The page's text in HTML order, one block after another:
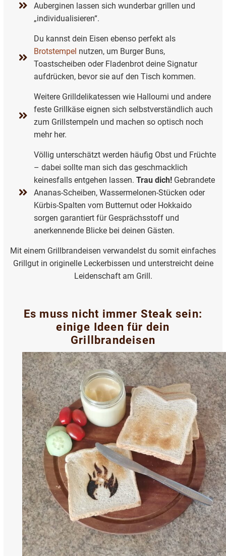
Auberginen lassen sich wunderbar grillen und
„individualisieren“.
Du kannst dein Eisen ebenso perfekt als
Brotstempel nutzen, um Burger Buns,
Toastscheiben oder Fladenbrot deine Signatur
aufdrücken, bevor sie auf den Tisch kommen.
Weitere Grilldelikatessen wie Halloumi und andere
feste Grillkäse eignen sich selbstverständlich auch
zum Grillstempeln und machen so optisch noch
mehr her.
Völlig unterschätzt werden häufig Obst und Früchte
– dabei sollte man sich das geschmacklich
keinesfalls entgehen lassen.Trau dich! Gebrandete
Ananas-Scheiben, Wassermelonen-Stücken oder
Kürbis-Spalten vom Butternut oder Hokkaido
sorgen garantiert für Gesprächsstoff und
anerkennende Blicke bei deinen Gästen.
Mit einem Grillbrandeisen verwandelst du somit einfaches
Grillgut in originelle Leckerbissen und unterstreicht deine
Leidenschaft am Grill.
Es muss nicht immer Steak sein:
einige Ideen für dein
Grillbrandeisen